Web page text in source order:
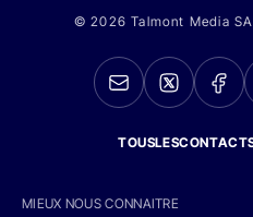
© 2026 Talmont Media
MIEUX NOUS CONNAITRE